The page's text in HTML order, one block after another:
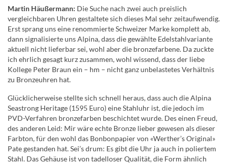
Martin Häußermann: Die Suche nach zwei auch preislich
vergleichbaren Uhren gestaltete sich dieses Mal sehr zeitaufwendig.
Erst sprang uns eine renommierte Schweizer Marke komplett ab,
dann signalisierte uns Alpina, dass die gewählte Edelstahlvariante
aktuell nicht lieferbar sei, wohl aber die bronzefarbene. Da zuckte
ich ehrlich gesagt kurz zusammen, wohl wissend, dass der liebe
Kollege Peter Braun ein – hm – nicht ganz unbelastetes Verhältnis
zu Bronzeuhren hat.
Glücklicherweise stellte sich schnell heraus, dass auch die Alpina
Seastrong Heritage (1595 Euro) eine Stahluhr ist, die jedoch im
PVD-Verfahren bronzefarben beschichtet wurde. Des einen Freud,
des anderen Leid: Mir wäre echte Bronze lieber gewesen als dieser
Farbton, für den wohl das Bonbonpapier von «Werther’s Original»
Pate gestanden hat. Sei’s drum: Es gibt die Uhr ja auch in poliertem
Stahl. Das Gehäuse ist von tadelloser Qualität, die Form ähnlich